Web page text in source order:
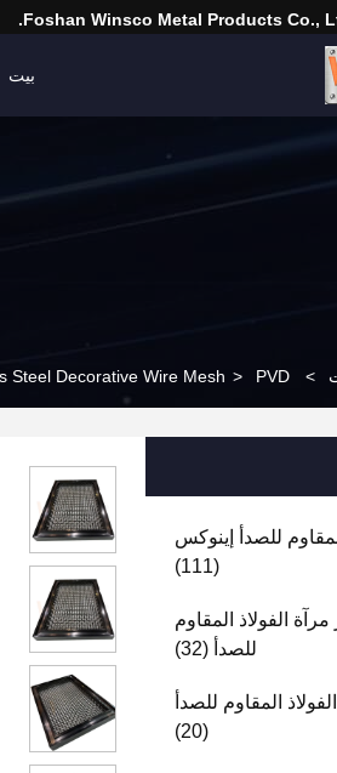
بيت
>
Steel Decorative Wire Mesh > PVD الفولاذ المقاوم للصدأ شبكة سلكية الزخرفية SS 201304316 لتزيين الدرج
للصدأ إينوكس
(111)
الفولاذ المقاوم
للصدأ (32)
المقاوم للصدأ
(20)